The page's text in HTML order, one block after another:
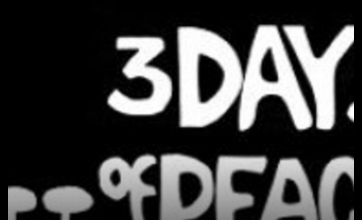
Playlists Musicales
Playlists Musicales